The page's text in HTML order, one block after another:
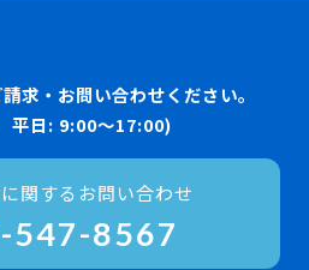
求・お問い合わせください。
平日: 9:00〜17:00)
関するお問い合わせ
547-8567